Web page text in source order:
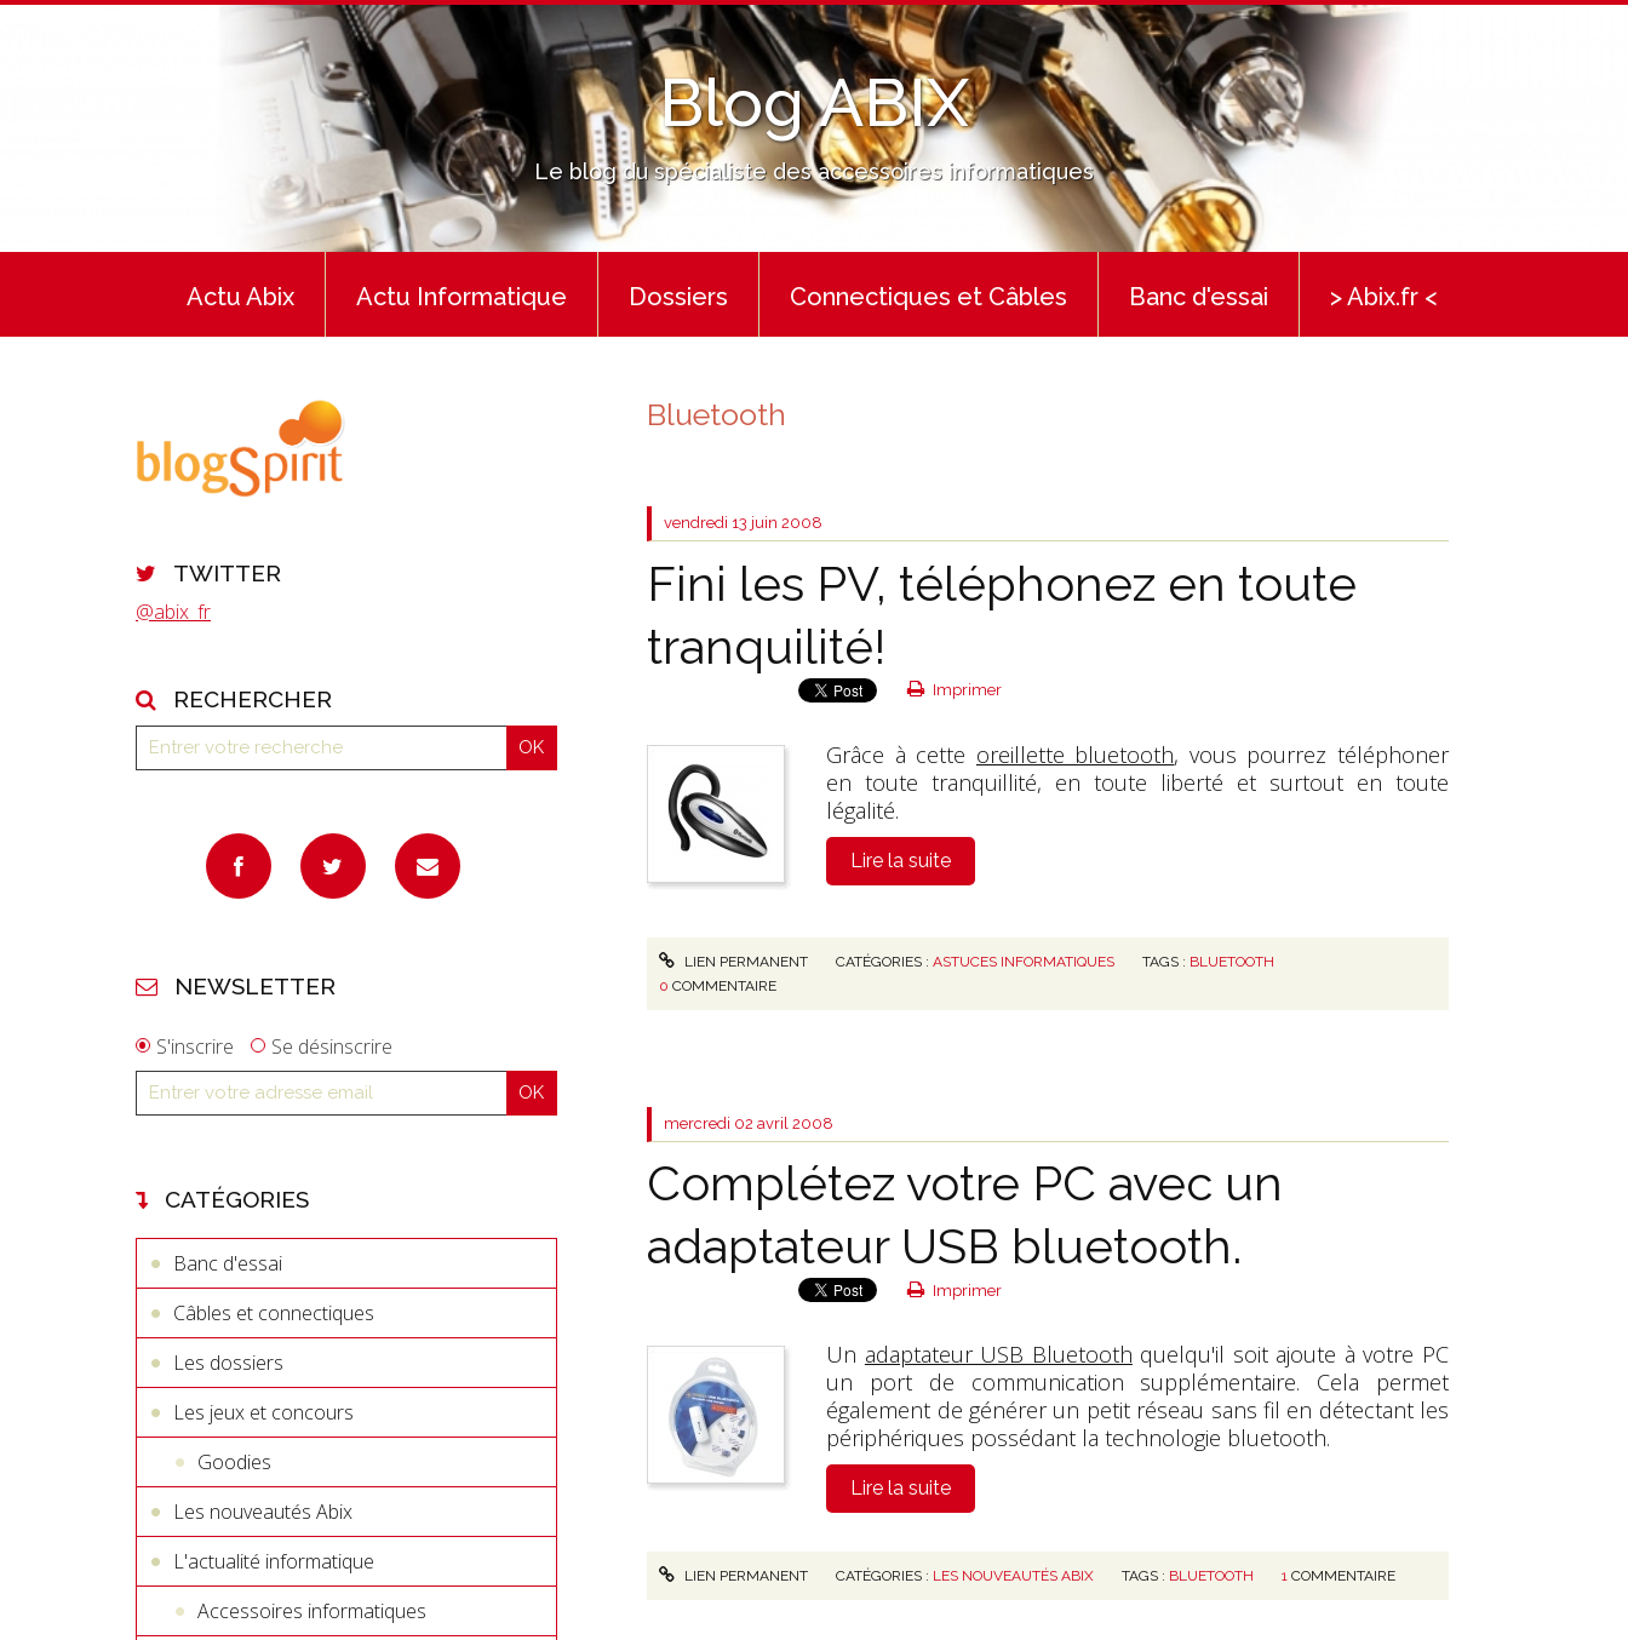
Blog ABIX
Le blog du spécialiste des accessoires informatiques
Actu Abix Actu Informatique Dossiers Connectiques et Câbles Banc d'essai > Abix.fr <
TWITTER
@abix_fr
RECHERCHER
NEWSLETTER
S'inscrire Se désinscrire
CATÉGORIES
Banc d'essai
Câbles et connectiques
Les dossiers
Les jeux et concours
Goodies
Les nouveautés Abix
L'actualité informatique
Accessoires informatiques
Bluetooth
vendredi 13 juin 2008
Fini les PV, téléphonez en toute
tranquilité!
Imprimer
Grâce à cette oreillette bluetooth, vous pourrez téléphoner
en toute tranquillité, en toute liberté et surtout en toute
légalité.
Lire la suite
LIEN PERMANENT CATÉGORIES : ASTUCES INFORMATIQUES TAGS : BLUETOOTH
0 COMMENTAIRE
mercredi 02 avril 2008
Complétez votre PC avec un
adaptateur USB bluetooth.
Imprimer
Un adaptateur USB Bluetooth quelqu'il soit ajoute à votre PC
un port de communication supplémentaire. Cela permet
également de générer un petit réseau sans fil en détectant les
périphériques possédant la technologie bluetooth.
Lire la suite
LIEN PERMANENT CATÉGORIES : LES NOUVEAUTÉS ABIX TAGS : BLUETOOTH 1 COMMENTAIRE